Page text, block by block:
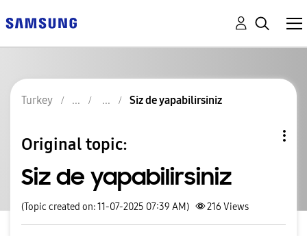
Turkey Siz de yapabilirsiniz
Original topic:
Siz de yapabilirsiniz
(Topic created on: 11-07-2025 07:39 AM) 216 Views